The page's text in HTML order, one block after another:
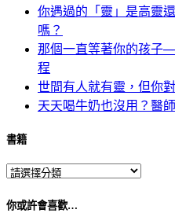
你遇過的「靈」是高靈
嗎？
那個一直等著你的孩子
程
世間有人就有靈，但你
天天喝牛奶也沒用？醫
書籍
你或許會喜歡…